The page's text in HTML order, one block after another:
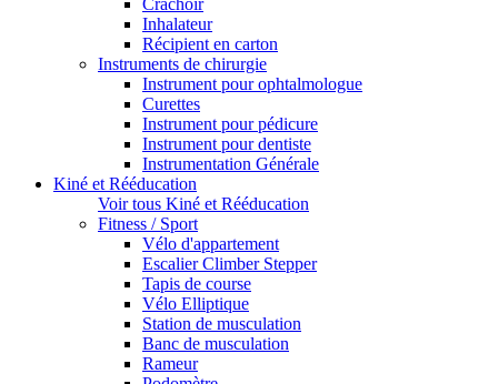
Crachoir
Inhalateur
Récipient en carton
Instruments de chirurgie
Instrument pour ophtalmologue
Curettes
Instrument pour pédicure
Instrument pour dentiste
Instrumentation Générale
Kiné et Rééducation
Voir tous Kiné et Rééducation
Fitness / Sport
Vélo d'appartement
Escalier Climber Stepper
Tapis de course
Vélo Elliptique
Station de musculation
Banc de musculation
Rameur